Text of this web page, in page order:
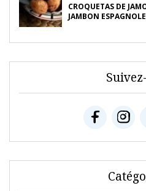
CROQUETAS DE
JAMBON